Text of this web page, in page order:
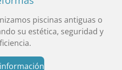
piscinas antiguas o
su estética, seguridad y